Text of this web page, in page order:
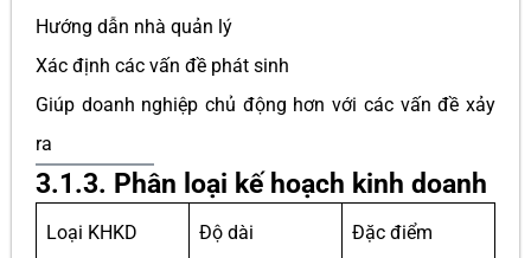
Hướng dẫn nhà quản lý
Xác định các vấn đề phát sinh
Giúp doanh nghiệp chủ động hơn với các vấn đề xảy
ra
3.1.3. Phân loại kế hoạch kinh doanh
Loại KHKD Độ dài Đặc điểm